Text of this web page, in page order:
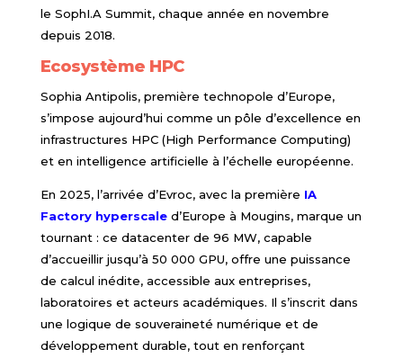
le SophI.A Summit, chaque année en novembre
depuis 2018.
Ecosystème HPC
Sophia Antipolis, première technopole d’Europe,
s’impose aujourd’hui comme un pôle d’excellence en
infrastructures HPC (High Performance Computing)
et en intelligence artificielle à l’échelle européenne.
En 2025, l’arrivée d’Evroc, avec la première IA
Factory hyperscaled’Europe à Mougins, marque un
tournant : ce datacenter de 96 MW, capable
d’accueillir jusqu’à 50 000 GPU, offre une puissance
de calcul inédite, accessible aux entreprises,
laboratoires et acteurs académiques. Il s’inscrit dans
une logique de souveraineté numérique et de
développement durable, tout en renforçant